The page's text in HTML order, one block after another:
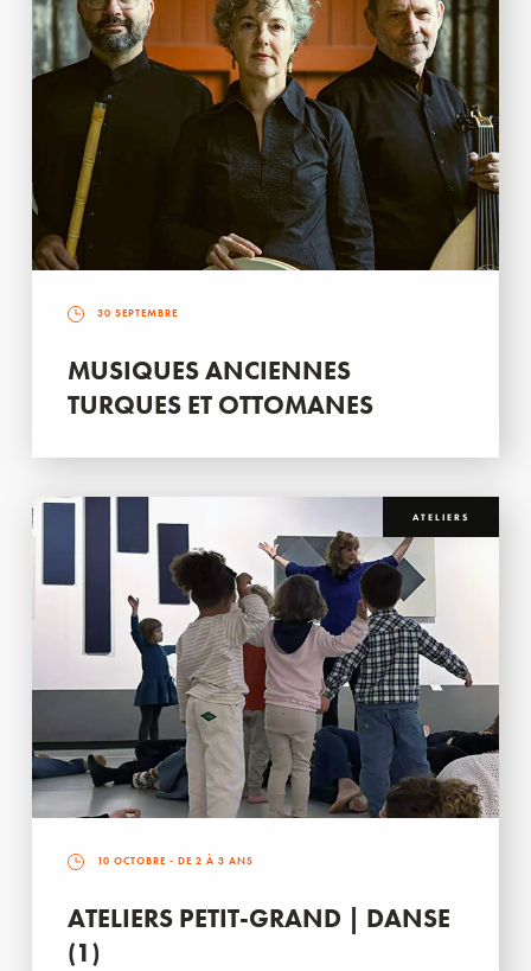
30 SEPTEMBRE
MUSIQUES ANCIENNES
TURQUES ET OTTOMANES
ATELIERS
10 OCTOBRE - DE 2 À 3 ANS
ATELIERS PETIT-GRAND | DANSE
(1)